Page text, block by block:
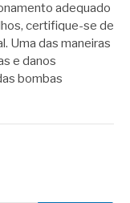
adequado
certifique-se de
Uma das maneiras
e danos
bombas